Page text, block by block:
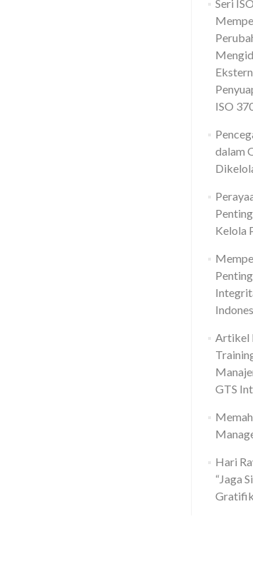
Seri
ISO
dalam
Kelola
Artikel
GTS
Hari
“Jaga